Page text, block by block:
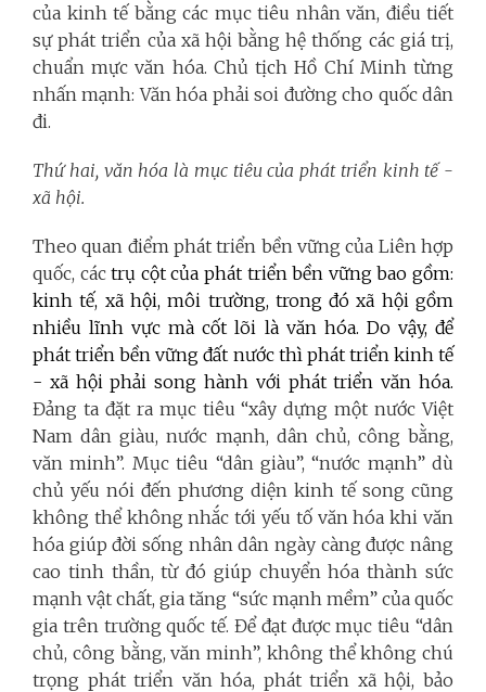
của kinh tế bằng các mục tiêu nhân văn, điều tiết
sự phát triển của xã hội bằng hệ thống các giá trị,
chuẩn mực văn hóa. Chủ tịch Hồ Chí Minh từng
nhấn mạnh: Văn hóa phải soi đường cho quốc dân
đi.
Thứ hai, văn hóa là mục tiêu của phát triển kinh tế -
xã hội.
Theo quan điểm phát triển bền vững của Liên hợp
quốc, cáctrụ cột của phát triển bền vững bao gồm:
kinh tế, xã hội, môi trường, trong đó xã hội gồm
nhiều lĩnh vực mà cốt lõi là văn hóa. Do vậy, để
phát triển bền vững đất nước thì phát triển kinh tế
- xã hội phải song hành với phát triển văn hóa.
Đảng ta đặt ra mục tiêu “xây dựng một nước Việt
Nam dân giàu, nước mạnh, dân chủ, công bằng,
văn minh”. Mục tiêu “dân giàu”, “nước mạnh” dù
chủ yếu nói đến phương diện kinh tế song cũng
không thể không nhắc tới yếu tố văn hóa khi văn
hóa giúp đời sống nhân dân ngày càng được nâng
cao tinh thần, từ đó giúp chuyển hóa thành sức
mạnh vật chất, gia tăng “sức mạnh mềm” của quốc
gia trên trường quốc tế. Để đạt được mục tiêu “dân
chủ, công bằng, văn minh”, không thể không chú
trọng phát triển văn hóa, phát triển xã hội, bảo